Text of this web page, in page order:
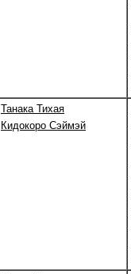
Танака Тихая
Кидокоро Сэймэй